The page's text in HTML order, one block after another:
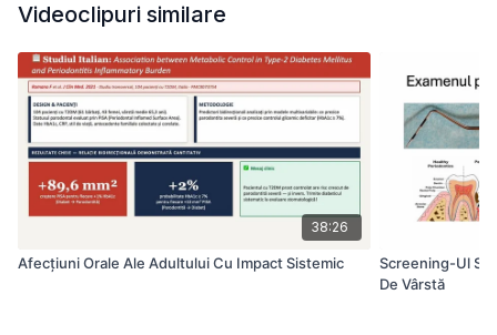
Videoclipuri similare
38:26
Afecțiuni Orale Ale Adultului Cu Impact Sistemic
Screening-Ul
De Vârstă